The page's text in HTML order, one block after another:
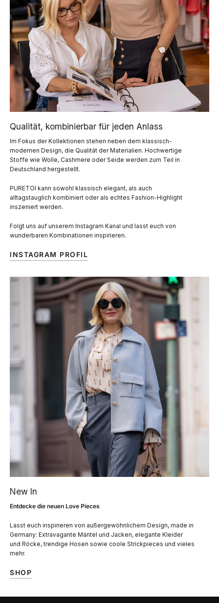
Qualität, kombinierbar für jeden Anlass
Im Fokus der Kollektionen stehen neben dem klassisch-
modernen Design, die Qualität der Materialien. Hochwertige
Stoffe wie Wolle, Cashmere oder Seide werden zum Teil in
Deutschland hergestellt.
PURETOI kann sowohl klassisch elegant, als auch
alltagstauglich kombiniert oder als echtes Fashion-Highlight
inszeniert werden.
Folgt uns auf unserem Instagram Kanal und lasst euch von
wunderbaren Kombinationen inspirieren.
INSTAGRAM PROFIL
New In
Entdecke die neuen Love Pieces
Lasst euch inspirieren von außergewöhnlichem Design, made in
Germany: Extravagante Mäntel und Jacken, elegante Kleider
und Röcke, trendige Hosen sowie coole Strickpieces und vieles
mehr.
SHOP